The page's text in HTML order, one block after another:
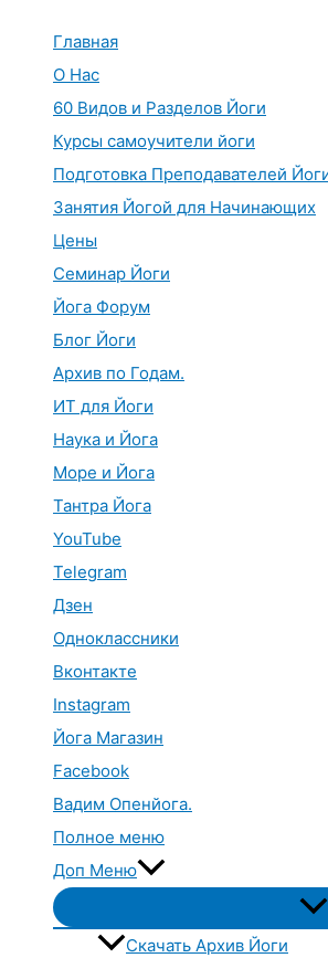
Главная
О Нас
60 Видов и Разделов Йоги
Курсы самоучители йоги
Подготовка Преподавателей
Занятия Йогой для Начинающих
Цены
Семинар Йоги
Йога Форум
Блог Йоги
Архив по Годам.
ИТ для Йоги
Наука и Йога
Море и Йога
Тантра Йога
YouTube
Telegram
Дзен
Одноклассники
Вконтакте
Instagram
Йога Магазин
Facebook
Вадим Опенйога.
Полное меню
Доп Меню
Скачать Архив Йоги